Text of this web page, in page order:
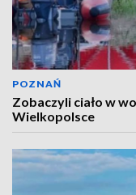
POZNAŃ
Zobaczyli ciało w
Wielkopolsce